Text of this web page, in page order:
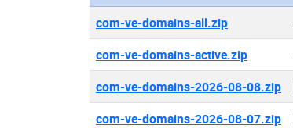
com-ve-domains-all.zip
com-ve-domains-active.zip
com-ve-domains-2026-08-08.zip
com-ve-domains-2026-08-07.zip